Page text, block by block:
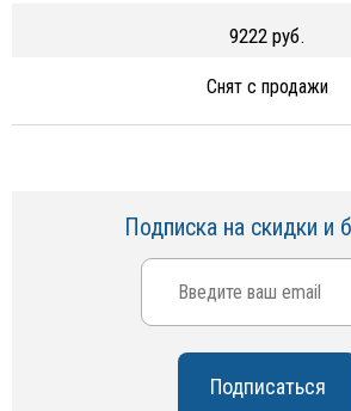
9222 руб.
Снят с продажи
Подписка на скидки и